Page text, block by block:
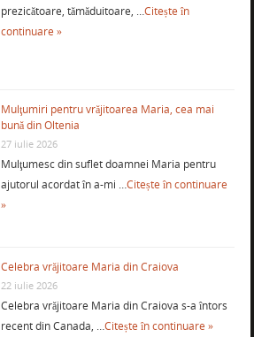
prezicătoare, tămăduitoare, …Citește în
continuare »
Mulţumiri pentru vrăjitoarea Maria, cea mai
bună din Oltenia
27 iulie 2026
Mulţumesc din suflet doamnei Maria pentru
ajutorul acordat în a-mi …Citește în continuare
»
Celebra vrăjitoare Maria din Craiova
22 iulie 2026
Celebra vrăjitoare Maria din Craiova s-a întors
recent din Canada, …Citește în continuare »